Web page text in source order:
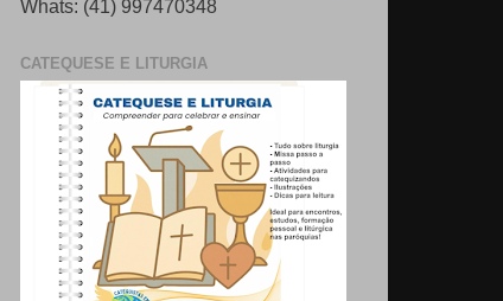
Whats: (41) 997470348
CATEQUESE E LITURGIA